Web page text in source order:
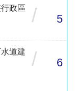
政區
/ 5
道建
/ 6